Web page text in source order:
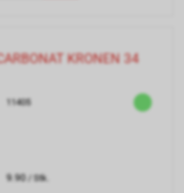
KRONEN 34
11405
9.90/ Stk.